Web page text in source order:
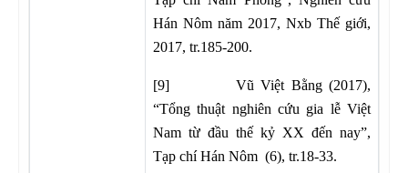
Hán Nôm năm 2017, Nxb Thế giới,
2017, tr.185-200.
[9] Vũ Việt Bằng (2017),
“Tổng thuật nghiên cứu gia lễ Việt
Nam từ đầu thế kỷ XX đến nay”,
Tạp chí Hán Nôm (6), tr.18-33.